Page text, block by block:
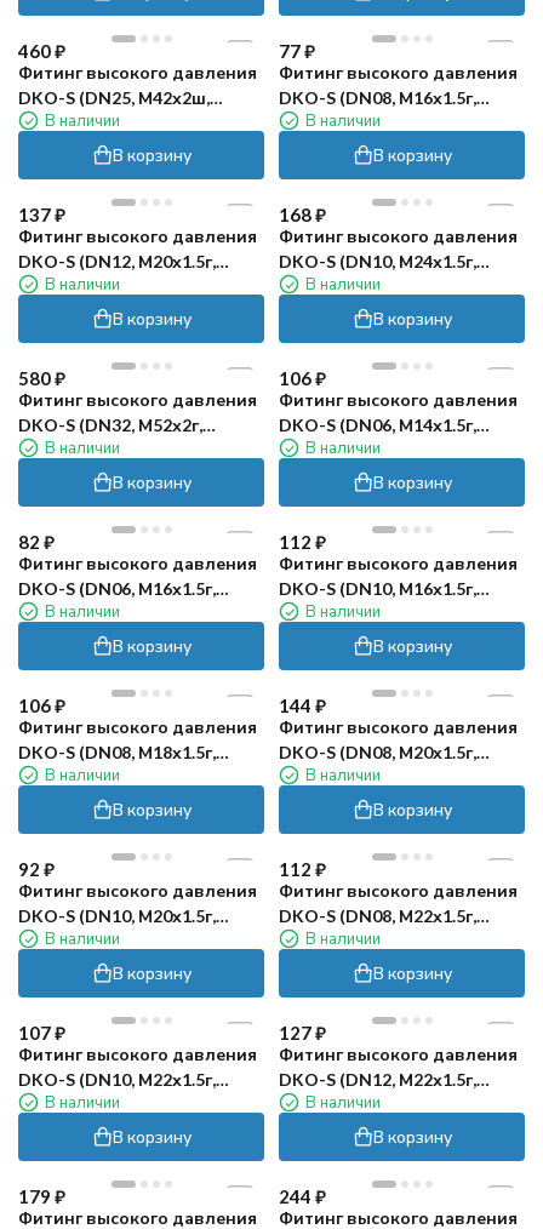
460₽
Фитинг высокого давления
DKO-S (DN25, М42х2ш,
оцинк) Robin
В наличии
В корзину
77₽
Фитинг высокого давления
DKO-S (DN08, М16х1.5г,
оцинк) Robin
В наличии
В корзину
137₽
Фитинг высокого давления
DKO-S (DN12, М20х1.5г,
оцинк) Robin
В наличии
В корзину
168₽
Фитинг высокого давления
DKO-S (DN10, М24х1.5г,
оцинк) Robin
В наличии
В корзину
580₽
Фитинг высокого давления
DKO-S (DN32, М52х2г,
оцинк) Robin
В наличии
В корзину
106₽
Фитинг высокого давления
DKO-S (DN06, М14х1.5г,
оцинк) Robin
В наличии
В корзину
82 ₽
Фитинг высокого давления
DKO-S (DN06, М16х1.5г,
оцинк) Robin
В наличии
В корзину
112 ₽
Фитинг высокого давления
DKO-S (DN10, М16х1.5г,
оцинк) Robin
В наличии
В корзину
106₽
Фитинг высокого давления
DKO-S (DN08, М18х1.5г,
оцинк) Robin
В наличии
В корзину
144 ₽
Фитинг высокого давления
DKO-S (DN08, М20х1.5г,
оцинк) Robin
В наличии
В корзину
92 ₽
Фитинг высокого давления
DKO-S (DN10, М20х1.5г,
оцинк) Robin
В наличии
В корзину
112 ₽
Фитинг высокого давления
DKO-S (DN08, М22х1.5г,
оцинк) Robin
В наличии
В корзину
107₽
Фитинг высокого давления
DKO-S (DN10, М22х1.5г,
оцинк) Robin
В наличии
В корзину
127₽
Фитинг высокого давления
DKO-S (DN12, М22х1.5г,
оцинк) Robin
В наличии
В корзину
179 ₽
Фитинг высокого давления
244 ₽
Фитинг высокого давления